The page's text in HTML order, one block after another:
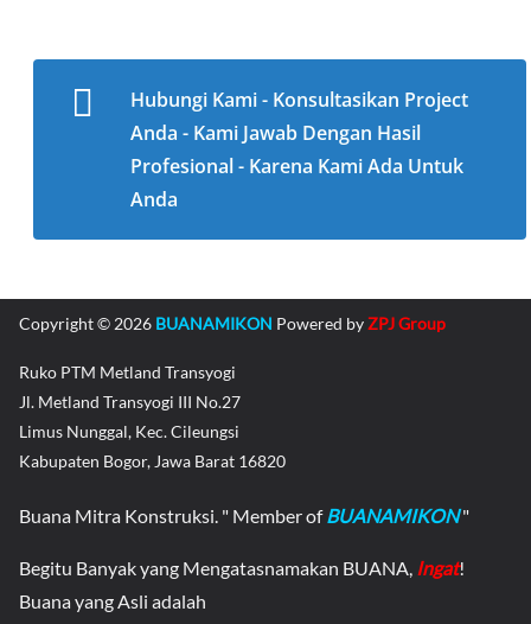
Hubungi Kami - Konsultasikan Project
Anda - Kami Jawab Dengan Hasil
Profesional - Karena Kami Ada Untuk
Anda
Copyright © 2026 BUANAMIKON Powered byZPJ Group
Ruko PTM Metland Transyogi
Jl. Metland Transyogi III No.27
Limus Nunggal, Kec. Cileungsi
Kabupaten Bogor, Jawa Barat 16820
Buana Mitra Konstruksi. " Member ofBUANAMIKON"
Begitu Banyak yang Mengatasnamakan BUANA, Ingat!
Buana yang Asli adalah